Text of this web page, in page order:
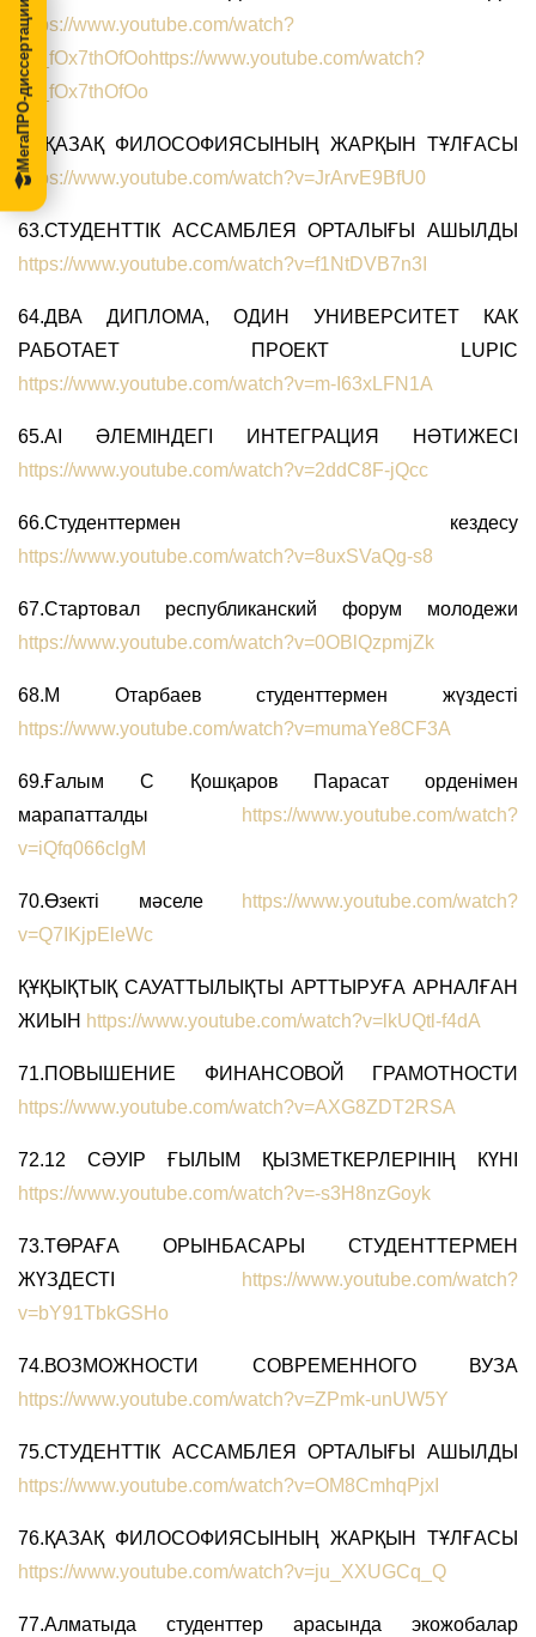
https://www.youtube.com/watch?
v=_fOx7thOfOohttps://www.youtube.com/watch?
v=_fOx7thOfOo
62.ҚАЗАҚ ФИЛОСОФИЯСЫНЫҢ ЖАРҚЫН ТҰЛҒАСЫ
https://www.youtube.com/watch?v=JrArvE9BfU0
63.СТУДЕНТТІК АССАМБЛЕЯ ОРТАЛЫҒЫ АШЫЛДЫ
https://www.youtube.com/watch?v=f1NtDVB7n3I
64.ДВА ДИПЛОМА, ОДИН УНИВЕРСИТЕТ КАК
РАБОТАЕТ ПРОЕКТ LUPIC
https://www.youtube.com/watch?v=m-I63xLFN1A
65.AI ӘЛЕМІНДЕГІ ИНТЕГРАЦИЯ НӘТИЖЕСІ
https://www.youtube.com/watch?v=2ddC8F-jQcc
66.Студенттермен кездесу
https://www.youtube.com/watch?v=8uxSVaQg-s8
67.Стартовал республиканский форум молодежи
https://www.youtube.com/watch?v=0OBlQzpmjZk
68.М Отарбаев студенттермен жүздесті
https://www.youtube.com/watch?v=mumaYe8CF3A
69.Ғалым С Қошқаров Парасат орденімен
марапатталды
https://www.youtube.com/watch?
v=iQfq066clgM
70.Өзекті мәселе
https://www.youtube.com/watch?
v=Q7IKjpEleWc
ҚҰҚЫҚТЫҚ САУАТТЫЛЫҚТЫ АРТТЫРУҒА АРНАЛҒАН
ЖИЫН https://www.youtube.com/watch?v=lkUQtl-f4dA
71.ПОВЫШЕНИЕ ФИНАНСОВОЙ ГРАМОТНОСТИ
https://www.youtube.com/watch?v=AXG8ZDT2RSA
72.12 СӘУІР ҒЫЛЫМ ҚЫЗМЕТКЕРЛЕРІНІҢ КҮНІ
https://www.youtube.com/watch?v=-s3H8nzGoyk
73.ТӨРАҒА ОРЫНБАСАРЫ СТУДЕНТТЕРМЕН
ЖҮЗДЕСТІ
https://www.youtube.com/watch?
v=bY91TbkGSHo
74.ВОЗМОЖНОСТИ СОВРЕМЕННОГО ВУЗА
https://www.youtube.com/watch?v=ZPmk-unUW5Y
75.СТУДЕНТТІК АССАМБЛЕЯ ОРТАЛЫҒЫ АШЫЛДЫ
https://www.youtube.com/watch?v=OM8CmhqPjxI
76.ҚАЗАҚ ФИЛОСОФИЯСЫНЫҢ ЖАРҚЫН ТҰЛҒАСЫ
https://www.youtube.com/watch?v=ju_XXUGCq_Q
77.Алматыда студенттер арасында экожобалар
МегаПРО-диссертации